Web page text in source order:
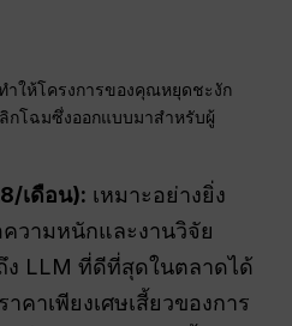
ำให้โครงการของคุณหยุดชะงัก
กโฉมซึ่งออกแบบมาสำหรับผู้
เดือน): เหมาะอย่างยิ่ง
วามหนักและงานวิจัย
LLM ที่ดีที่สุดในตลาดได้
คาเพียงเศษเสี้ยวของการ